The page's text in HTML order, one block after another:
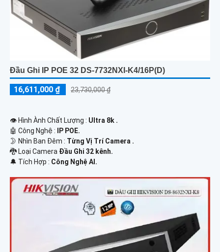
Đầu Ghi IP POE 32 DS-7732NXI-K4/16P(D)
16,611,000 ₫ 23,730,000 ₫
👁 Hình Ành Chất Lượng : Ultra 8k .
🤖️ Công Nghệ :
IP POE.
🌛 Nhìn Ban Đêm : Từng Vị Trí Camera .
🐉️ Loại Camera Đầu Ghi 32 kênh.
️🔔 Tích Hợp : Công Nghệ AI.